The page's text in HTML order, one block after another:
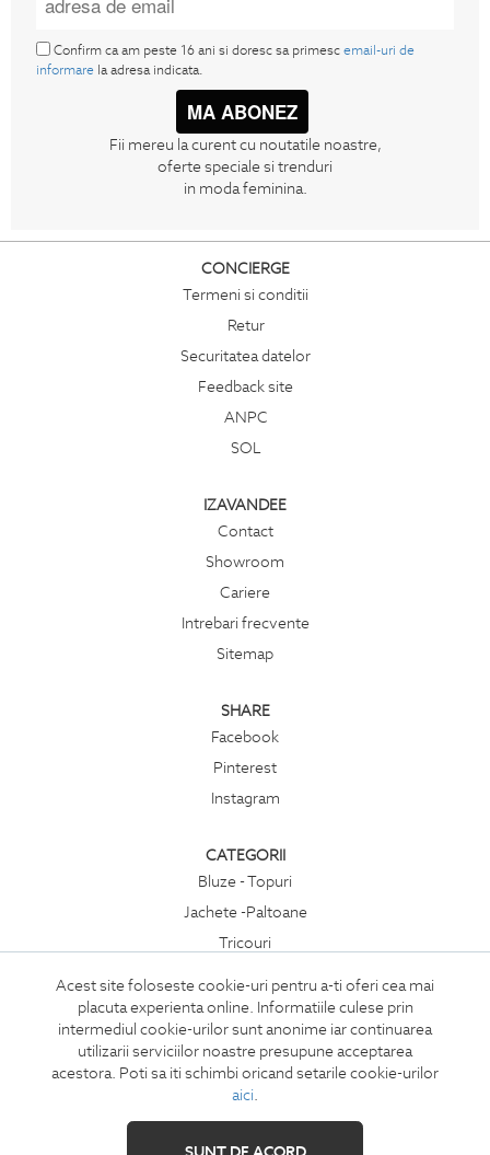
Acest site foloseste cookie-uri pentru a-ti oferi cea mai
placuta experienta online. Informatiile culese prin
intermediul cookie-urilor sunt anonime iar continuarea
utilizarii serviciilor noastre presupune acceptarea
acestora. Poti sa iti schimbi oricand setarile cookie-urilor
aici.
Confirm ca am peste 16 ani si doresc sa primesc email-uri de
informare la adresa indicata.
MA ABONEZ
Fii mereu la curent cu noutatile noastre,
oferte speciale si trenduri
in moda feminina.
CONCIERGE
Termeni si conditii
Retur
Securitatea datelor
Feedback site
ANPC
SOL
IZAVANDEE
Contact
Showroom
Cariere
Intrebari frecvente
Sitemap
SHARE
Facebook
Pinterest
Instagram
CATEGORII
Bluze - Topuri
Jachete -Paltoane
Tricouri
Compleuri
Pantaloni
Accesorii